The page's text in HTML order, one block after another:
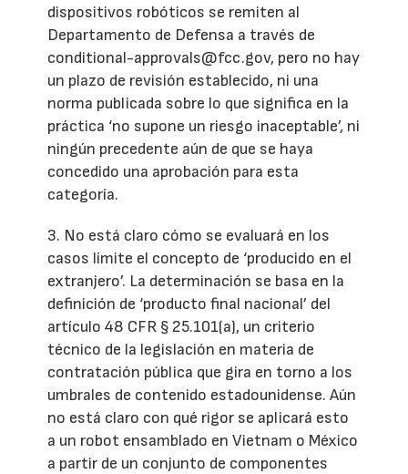
dispositivos robóticos se remiten al
Departamento de Defensa a través de
conditional-approvals@fcc.gov, pero no hay
un plazo de revisión establecido, ni una
norma publicada sobre lo que significa en la
práctica ‘no supone un riesgo inaceptable’, ni
ningún precedente aún de que se haya
concedido una aprobación para esta
categoría.
3. No está claro cómo se evaluará en los
casos límite el concepto de ‘producido en el
extranjero’. La determinación se basa en la
definición de ‘producto final nacional’ del
artículo 48 CFR § 25.101(a), un criterio
técnico de la legislación en materia de
contratación pública que gira en torno a los
umbrales de contenido estadounidense. Aún
no está claro con qué rigor se aplicará esto
a un robot ensamblado en Vietnam o México
a partir de un conjunto de componentes